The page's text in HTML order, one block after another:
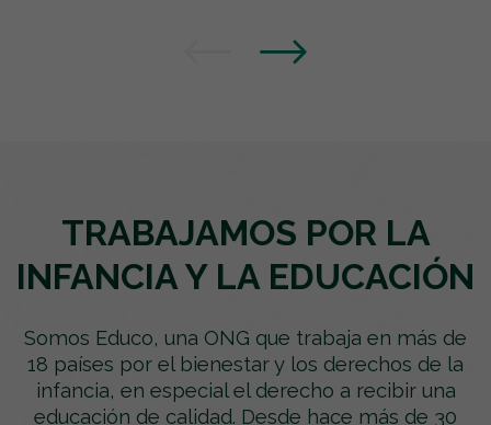
TRABAJAMOS POR LA
INFANCIA Y LA EDUCACIÓN
Somos Educo, una ONG que trabaja en más de
18 países por el bienestar y los derechos de la
infancia, en especial el derecho a recibir una
educación de calidad. Desde hace más de 30